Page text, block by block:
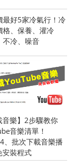
最好5家冷氣行！冷
格、保養、灌冷
不冷、噪音
音樂】2步驟教你
音樂清單！
、批次下載音樂播
安裝程式